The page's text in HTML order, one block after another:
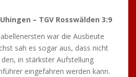
– TGV Rosswälden 3:9
war die Ausbeute
sah es sogar aus, dass nicht
in stärkster Aufstellung
eingefahren werden kann.